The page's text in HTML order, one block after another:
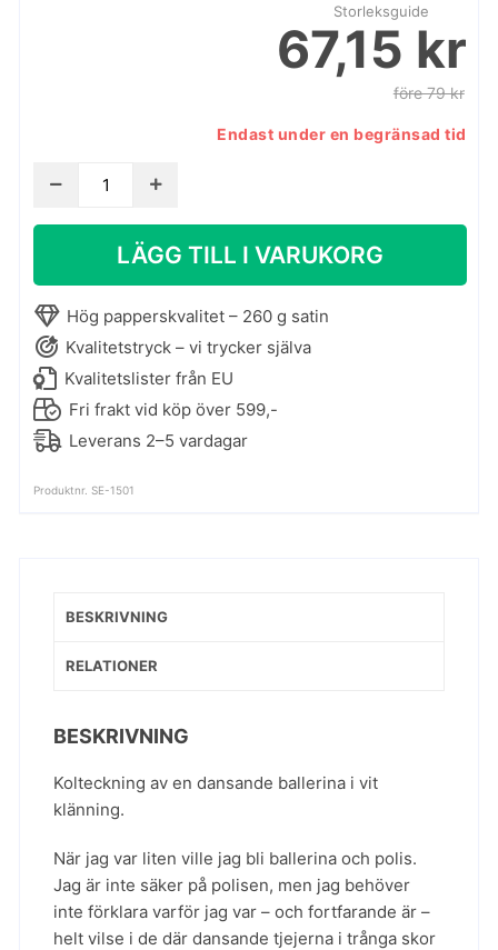
Storleksguide
67,15 kr
före 79 kr
Endast under en begränsad tid
kolteckning
vita
ballerinan
mängd
LÄGG TILL I VARUKORG
Hög papperskvalitet – 260 g satin
Kvalitetstryck – vi trycker själva
Kvalitetslister från EU
Fri frakt vid köp över 599,-
Leverans 2–5 vardagar
Produktnr. SE-1501
BESKRIVNING
RELATIONER
BESKRIVNING
Kolteckning av en dansande ballerina i vit
klänning.
När jag var liten ville jag bli ballerina och polis.
Jag är inte säker på polisen, men jag behöver
inte förklara varför jag var – och fortfarande är –
helt vilse i de där dansande tjejerna i trånga skor